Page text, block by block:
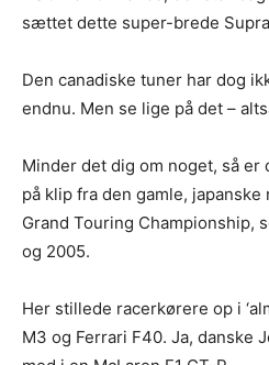
sættet dette super-brede
Den canadiske tuner har dog
endnu. Men se lige på det –
Minder det dig om noget, så
på klip fra den gamle,
Grand Touring Championship,
og 2005.
Her stillede racerkørere op i
M3 og Ferrari F40. Ja, danske